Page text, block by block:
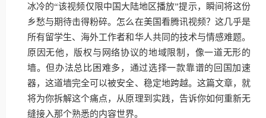
冰冷的“该视频仅限中国大陆地区播放”提示，瞬间将这份
乡愁与期待击得粉碎。怎么在美国看腾讯视频？这几乎是
所有留学生、海外工作者和华人共同的技术与情感难题。
原因无他，版权与网络协议的地域限制，像一道无形的
墙。但办法总比困难多，通过选择一款靠谱的回国加速
器，这道墙完全可以被安全、稳定地跨越。这篇文章，就
将为你拆解这个痛点，从原理到实践，告诉你如何重新无
缝接入那个熟悉的内容世界。